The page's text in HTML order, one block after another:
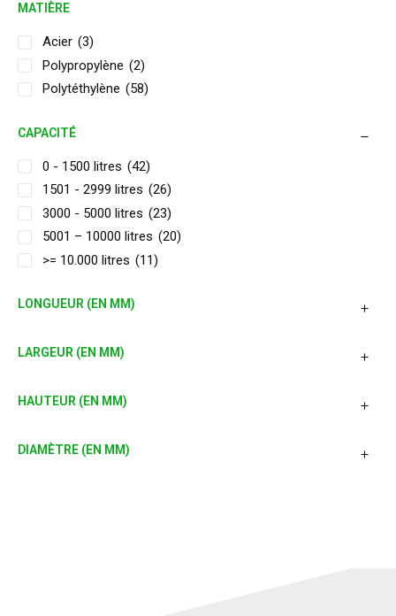
MATIÈRE
Acier (3)
Polypropylène (2)
Polytéthylène (58)
CAPACITÉ
0 - 1500 litres (42)
1501 - 2999 litres (26)
3000 - 5000 litres (23)
5001 – 10000 litres (20)
>= 10.000 litres (11)
LONGUEUR (EN MM)
LARGEUR (EN MM)
HAUTEUR (EN MM)
DIAMÈTRE (EN MM)